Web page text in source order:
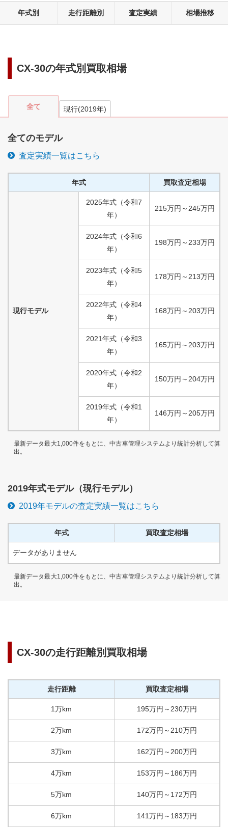
年式別 走行距離別 査定実績 相場推移
CX-30の年式別買取相場
全て 現行(2019年)
全てのモデル
査定実績一覧はこちら
年式 買取査定相場
現行モデル
2025年式 （令和7
年）
215万円 ～ 245万円
2024年式 （令和6
年）
198万円 ～ 233万円
2023年式 （令和5
年）
178万円 ～ 213万円
2022年式 （令和4
年）
168万円 ～ 203万円
2021年式 （令和3
年）
165万円 ～ 203万円
2020年式 （令和2
年）
150万円 ～ 204万円
2019年式 （令和1
年）
146万円 ～ 205万円
最新データ最大1,000件をもとに、中古車管理システムより統計分析して算
出。
2019年式モデル（現行モデル）
2019年モデルの査定実績一覧はこちら
年式 買取査定相場
データがありません
最新データ最大1,000件をもとに、中古車管理システムより統計分析して算
出。
CX-30の走行距離別買取相場
走行距離 買取査定相場
1万km 195万円 ～ 230万円
2万km 172万円 ～ 210万円
3万km 162万円 ～ 200万円
4万km 153万円 ～ 186万円
5万km 140万円 ～ 172万円
6万km 141万円 ～ 183万円